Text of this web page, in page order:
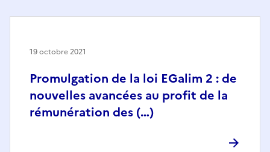
Promulgation de la loi EGalim 2 : de
nouvelles avancées au profit de la
rémunération des (…)
19 octobre 2021